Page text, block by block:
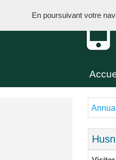
En poursuivant votre